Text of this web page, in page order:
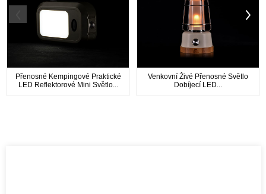
Přenosné Kempingové Praktické
LED Reflektorové Mini Světlo...
Venkovní Živé Přenosné Světlo
Dobíjecí LED...